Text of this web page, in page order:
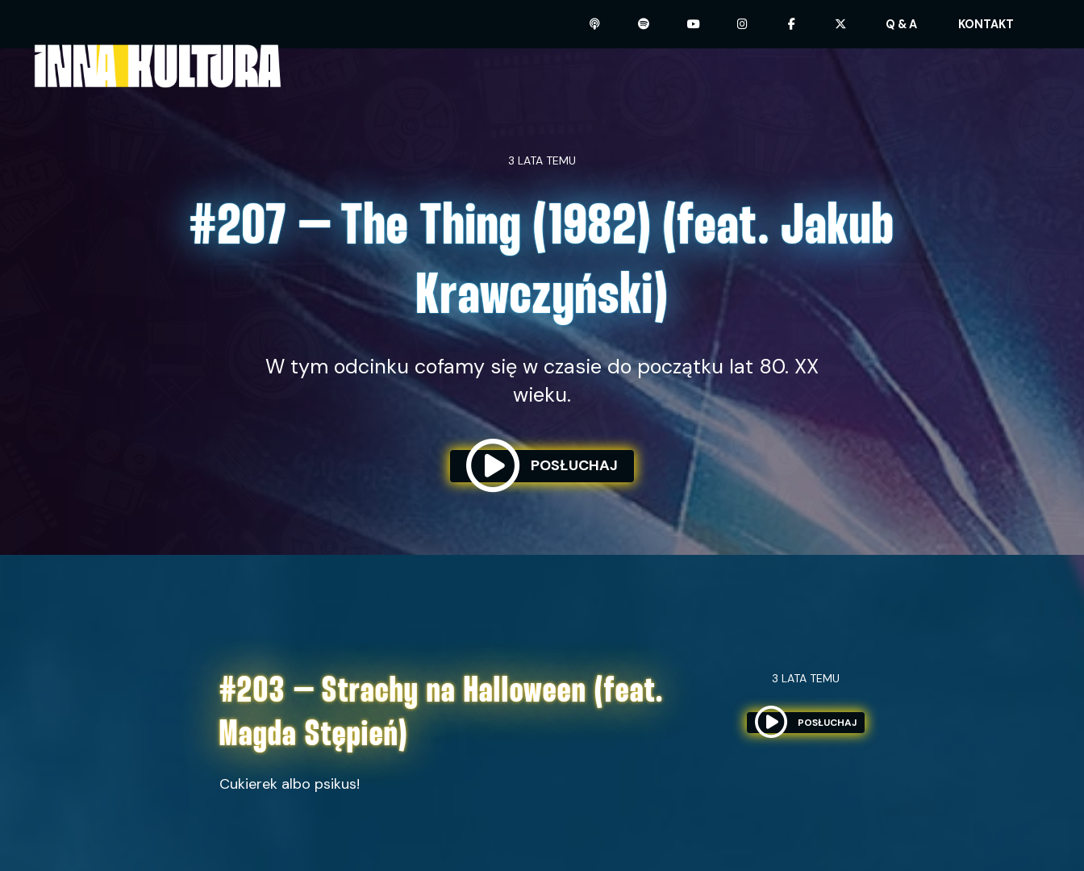
Q & A KONTAKT
3 LATA TEMU
#207 – The Thing (1982) (feat. Jakub
Krawczyński)
W tym odcinku cofamy się w czasie do początku lat 80. XX
wieku.
POSŁUCHAJ
#203 – Strachy na Halloween (feat.
Magda Stępień)
Cukierek albo psikus!
3 LATA TEMU
POSŁUCHAJ